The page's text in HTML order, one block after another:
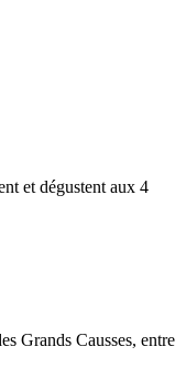
et dégustent aux 4
Grands Causses, entre